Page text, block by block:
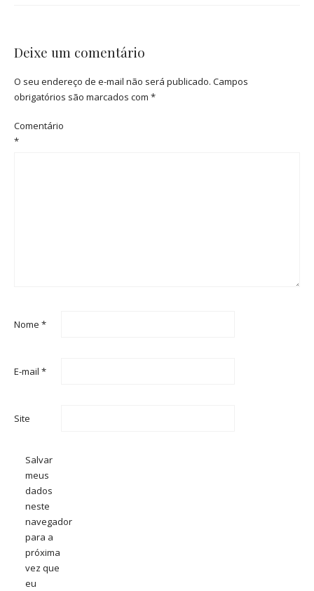
Deixe um comentário
O seu endereço de e-mail não será publicado. Campos
obrigatórios são marcados com *
Comentário
*
Nome *
E-mail *
Site
Salvar
meus
dados
neste
navegador
para a
próxima
vez que
eu